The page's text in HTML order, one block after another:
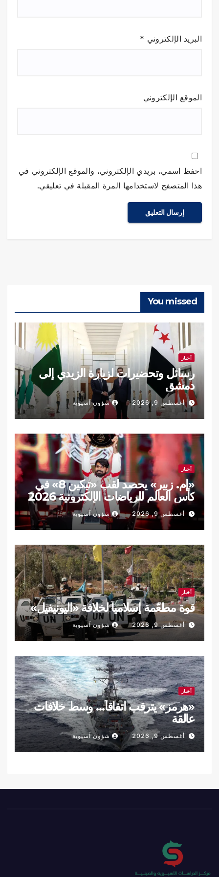
البريد الإلكتروني *
الموقع الإلكتروني
احفظ اسمي، بريدي الإلكتروني، والموقع الإلكتروني في
هذا المتصفح لاستخدامها المرة المقبلة في تعليقي.
You missed
أخبار
رسائل وتحضيرات لزيارة الزيدي إلى
دمشق
أغسطس 9, 2026 شؤون آسيوية
أخبار
«إم. زبير» يحصد لقب «تيكين 8» في
كأس العالم للرياضات الإلكترونية 2026
أغسطس 9, 2026 شؤون آسيوية
أخبار
قوة مطعّمة إسلامياً لخلافة «اليونيفيل»
أغسطس 9, 2026 شؤون آسيوية
أخبار
«هرمز» يترقب اتفاقاً… وسط خلافات
عالقة
أغسطس 9, 2026 شؤون آسيوية